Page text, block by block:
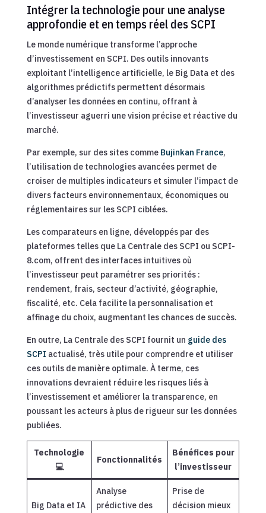
Intégrer la technologie pour une analyse
approfondie et en temps réel des SCPI
Le monde numérique transforme l’approche
d’investissement en SCPI. Des outils innovants
exploitant l’intelligence artificielle, le Big Data et des
algorithmes prédictifs permettent désormais
d’analyser les données en continu, offrant à
l’investisseur aguerri une vision précise et réactive du
marché.
Par exemple, sur des sites comme Bujinkan France,
l’utilisation de technologies avancées permet de
croiser de multiples indicateurs et simuler l’impact de
divers facteurs environnementaux, économiques ou
réglementaires sur les SCPI ciblées.
Les comparateurs en ligne, développés par des
plateformes telles que La Centrale des SCPI ou SCPI-
8.com, offrent des interfaces intuitives où
l’investisseur peut paramétrer ses priorités :
rendement, frais, secteur d’activité, géographie,
fiscalité, etc. Cela facilite la personnalisation et
affinage du choix, augmentant les chances de succès.
En outre, La Centrale des SCPI fournit un guide des
SCPI actualisé, très utile pour comprendre et utiliser
ces outils de manière optimale. À terme, ces
innovations devraient réduire les risques liés à
l’investissement et améliorer la transparence, en
poussant les acteurs à plus de rigueur sur les données
publiées.
Technologie
💻
Fonctionnalités
Bénéfices pour
l’investisseur
Big Data et IA
Analyse
prédictive des
Prise de
décision mieux